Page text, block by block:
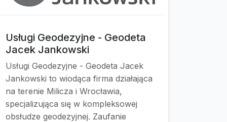
Usługi Geodezyjne - Geodeta
Jacek Jankowski
Usługi Geodezyjne - Geodeta Jacek
Jankowski to wiodąca firma działająca
na terenie Milicza i Wrocławia,
specjalizująca się w kompleksowej
obsłudze geodezyjnej. Zaufanie